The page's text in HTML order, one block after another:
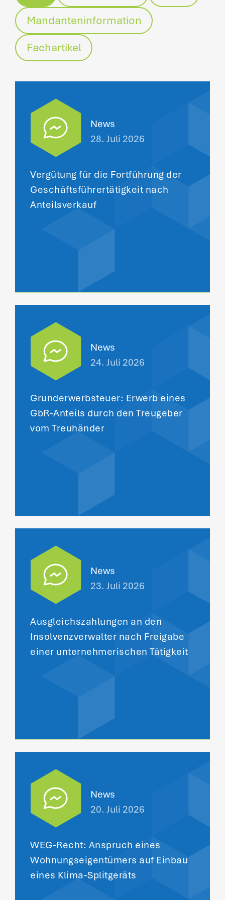
Mandanteninformation
Fachartikel
News
28. Juli 2026
Vergütung für die Fortführung der
Geschäftsführertätigkeit nach
Anteilsverkauf
News
24. Juli 2026
Grunderwerbsteuer: Erwerb eines
GbR-Anteils durch den Treugeber
vom Treuhänder
News
23. Juli 2026
Ausgleichszahlungen an den
Insolvenzverwalter nach Freigabe
einer unternehmerischen Tätigkeit
News
20. Juli 2026
WEG-Recht: Anspruch eines
Wohnungseigentümers auf Einbau
eines Klima-Splitgeräts